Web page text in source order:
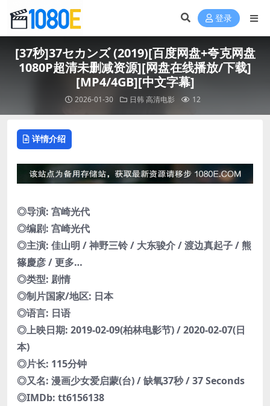
登录
[37秒]37セカンズ (2019)[百度网盘+夸克网盘
1080P超清未删减资源][网盘在线播放/下载]
[MP4/4GB][中文字幕]
2026-01-30 日韩 高清电影 12
详情介绍
◎导演: 宫崎光代
◎编剧: 宫崎光代
◎主演: 佳山明 / 神野三铃 / 大东骏介 / 渡边真起子 / 熊
篠慶彦 / 更多…
◎类型: 剧情
◎制片国家/地区: 日本
◎语言: 日语
◎上映日期: 2019-02-09(柏林电影节) / 2020-02-07(日
本)
◎片长: 115分钟
◎又名: 漫画少女爱启蒙(台) / 缺氧37秒 / 37 Seconds
◎IMDb: tt6156138